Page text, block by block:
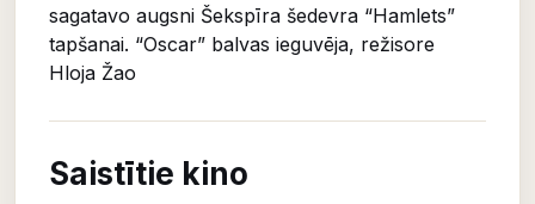
sagatavo augsni Šekspīra šedevra “Hamlets”
tapšanai. “Oscar” balvas ieguvēja, režisore
Hloja Žao
Saistītie kino